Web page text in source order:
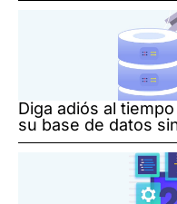
Diga adiós al
su base de datos